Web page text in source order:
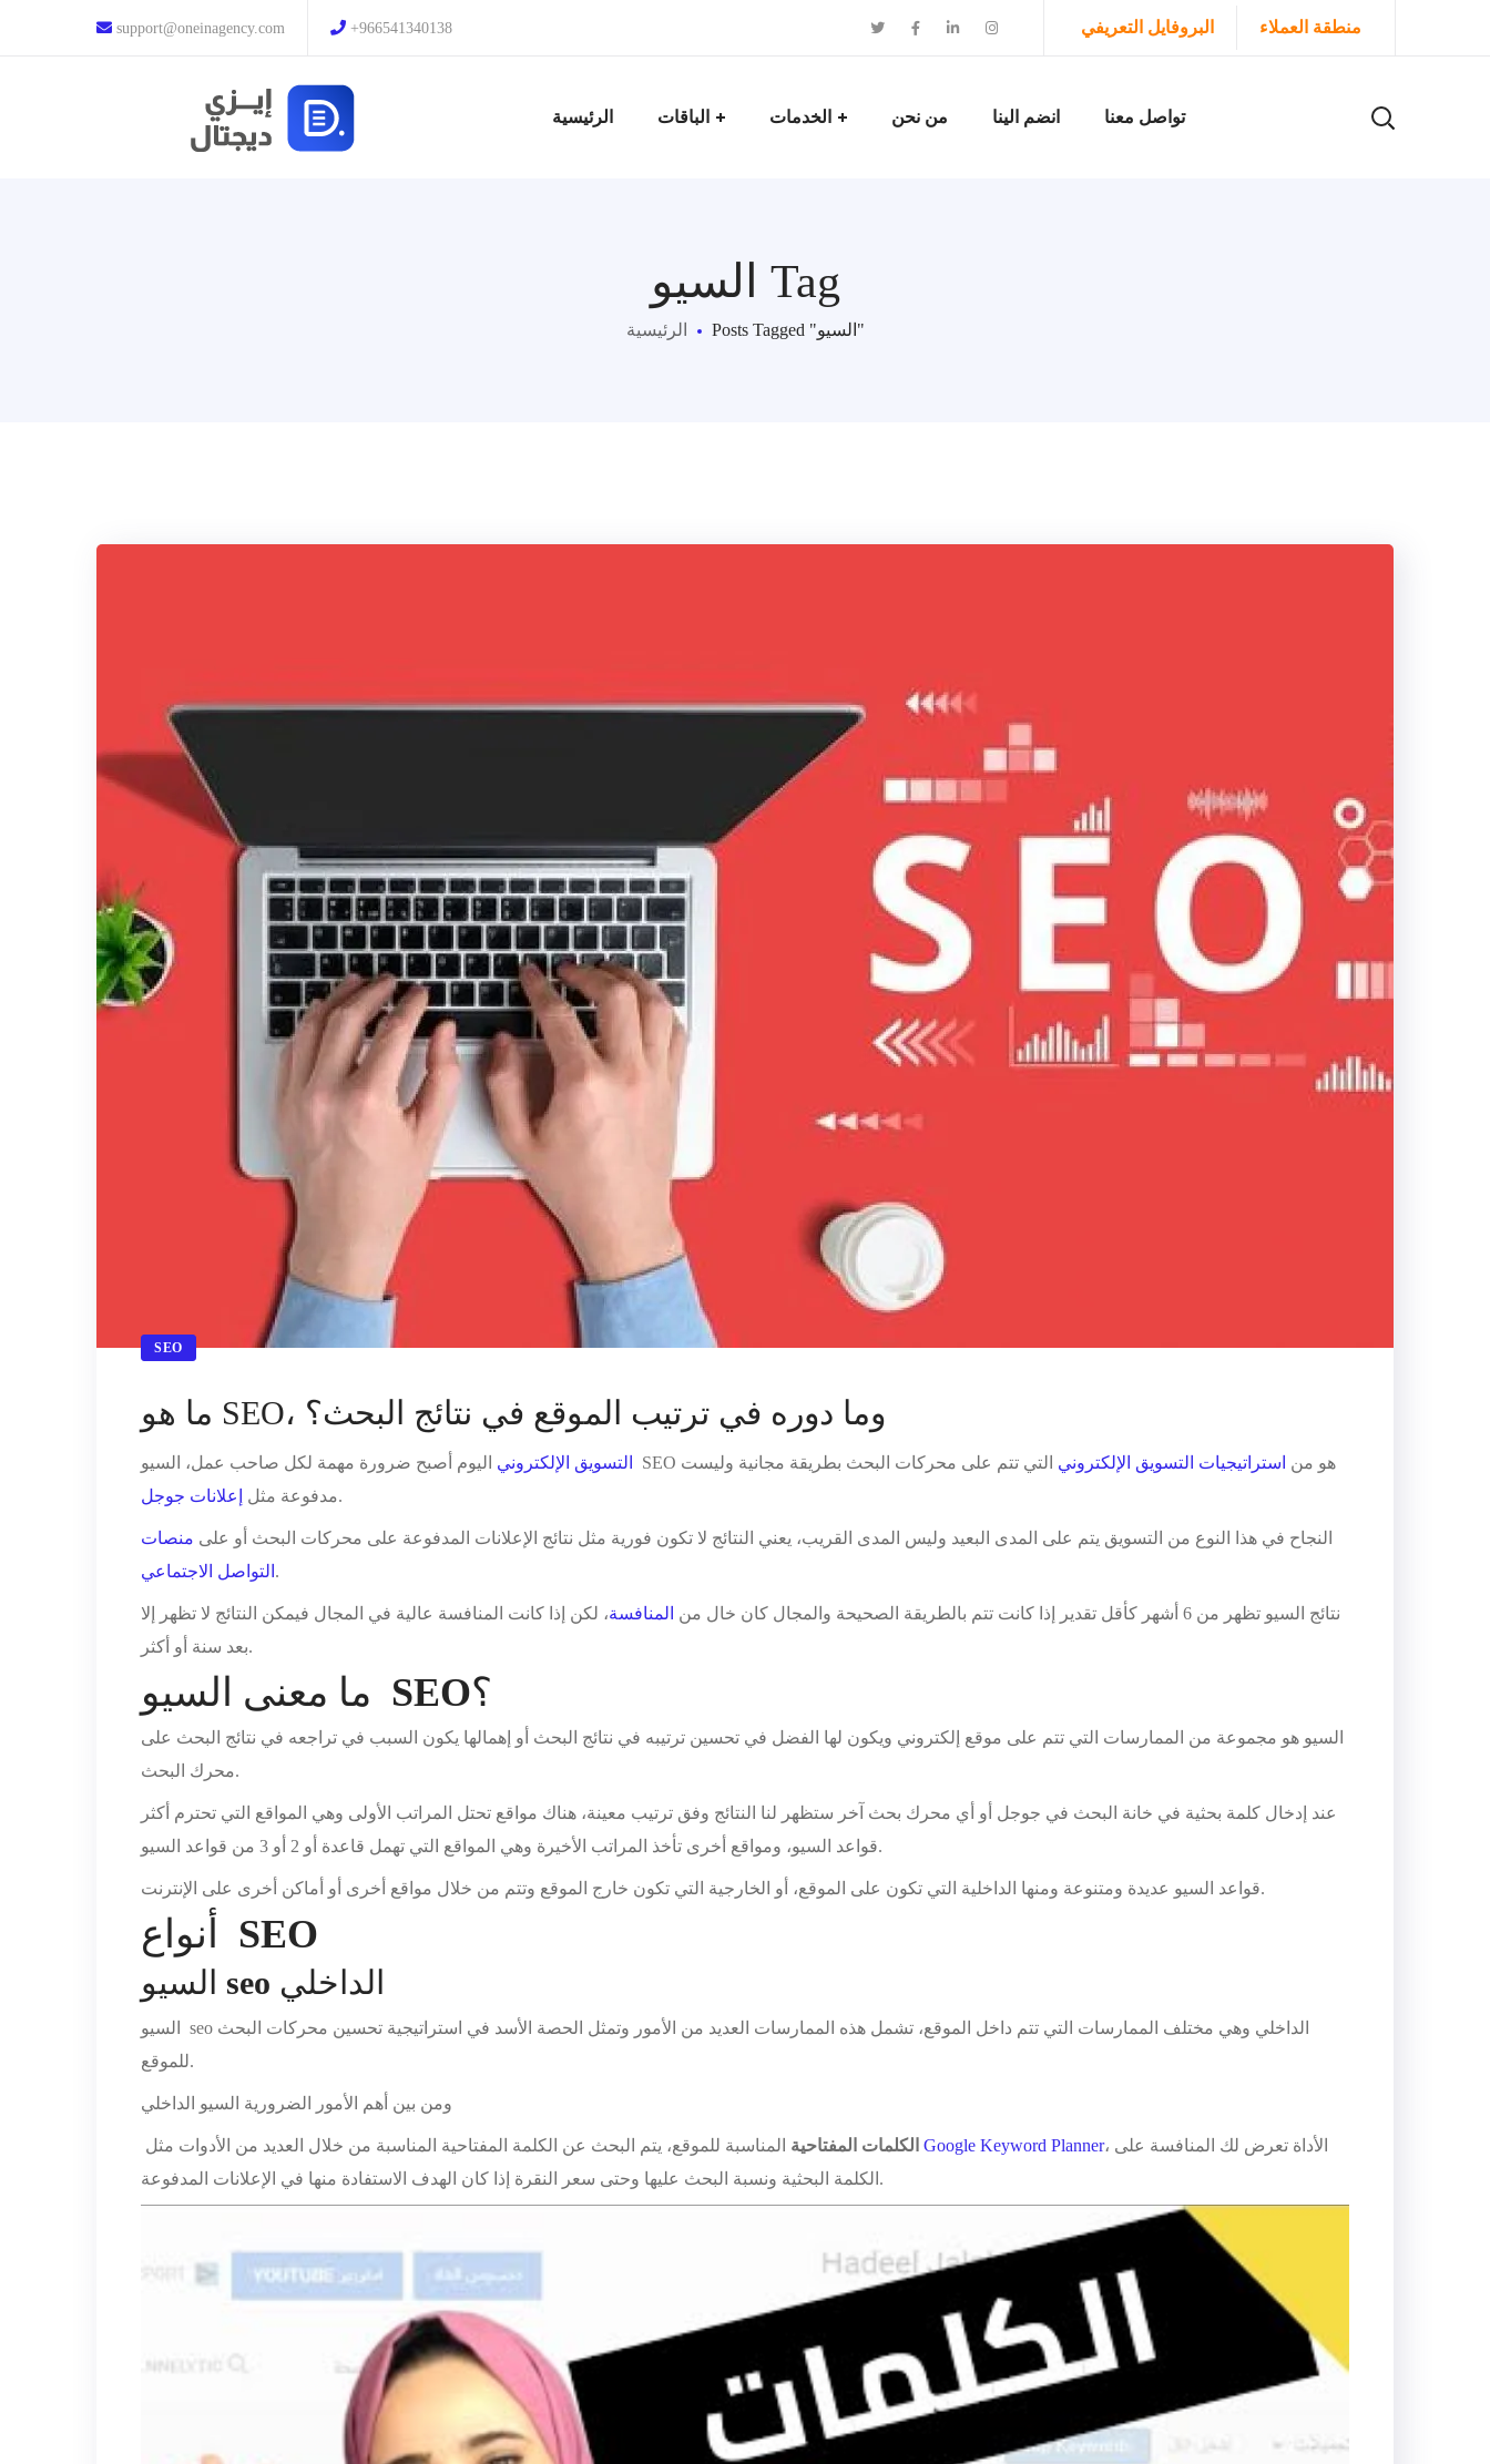
support@oneinagency.com +966541340138 البروفايل التعريفي منطقة العملاء
الرئيسية الباقات الخدمات من نحن انضم الينا تواصل معنا
السيو Tag
الرئيسية Posts Tagged "السيو"
SEO
ما هو SEO، وما دوره في ترتيب الموقع في نتائج البحث؟
التسويق الإلكتروني اليوم أصبح ضرورة مهمة لكل صاحب عمل، السيو SEO هو من استراتيجيات التسويق الإلكتروني التي تتم على محركات البحث بطريقة مجانية وليست
مدفوعة مثل
إعلانات جوجل .
النجاح في هذا النوع من التسويق يتم على المدى البعيد وليس المدى القريب، يعني النتائج لا تكون فورية مثل نتائج الإعلانات المدفوعة على محركات البحث أو على منصات
التواصل الاجتماعي .
نتائج السيو تظهر من 6 أشهر كأقل تقدير إذا كانت تتم بالطريقة الصحيحة والمجال كان خال من المنافسة، لكن إذا كانت المنافسة عالية في المجال فيمكن النتائج لا تظهر إلا
بعد سنة أو أكثر.
SEO؟
السيو هو مجموعة من الممارسات التي تتم على موقع إلكتروني ويكون لها الفضل في تحسين ترتيبه في نتائج البحث أو إهمالها يكون السبب في تراجعه في نتائج البحث على
محرك البحث.
عند إدخال كلمة بحثية في خانة البحث في جوجل أو أي محرك بحث آخر ستظهر لنا النتائج وفق ترتيب معينة، هناك مواقع تحتل المراتب الأولى وهي المواقع التي تحترم أكثر
قواعد السيو، ومواقع أخرى تأخذ المراتب الأخيرة وهي المواقع التي تهمل قاعدة أو 2 أو 3 من قواعد السيو.
قواعد السيو عديدة ومتنوعة ومنها الداخلية التي تكون على الموقع، أو الخارجية التي تكون خارج الموقع وتتم من خلال مواقع أخرى أو أماكن أخرى على الإنترنت.
SEO
seo الداخلي
السيو seo الداخلي وهي مختلف الممارسات التي تتم داخل الموقع، تشمل هذه الممارسات العديد من الأمور وتمثل الحصة الأسد في استراتيجية تحسين محركات البحث
للموقع.
ومن بين أهم الأمور الضرورية السيو الداخلي
الكلمات المفتاحية Google Keyword Planner، الأداة تعرض لك المنافسة على
الكلمة البحثية ونسبة البحث عليها وحتى سعر النقرة إذا كان الهدف الاستفادة منها في الإعلانات المدفوعة.